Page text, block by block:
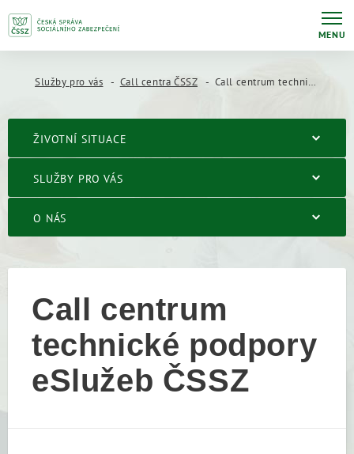
MENU
Služby pro vás Call centra ČSSZ Call centrum technické podpory eSlužeb ČSSZ
ŽIVOTNÍ SITUACE
SLUŽBY PRO VÁS
O NÁS
Call centrum
technické podpory
eSlužeb ČSSZ